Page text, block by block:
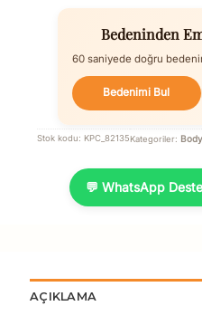
Bedeninden
60 saniyede doğru
Bedenimi Bul
Stok kodu: KPC_82135Kategoriler:
💬 WhatsApp
AÇIKLAMA